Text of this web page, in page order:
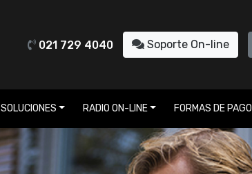
021 729 4040 Soporte On-line
SOLUCIONES RADIO ON-LINE FORMAS DE PAGO